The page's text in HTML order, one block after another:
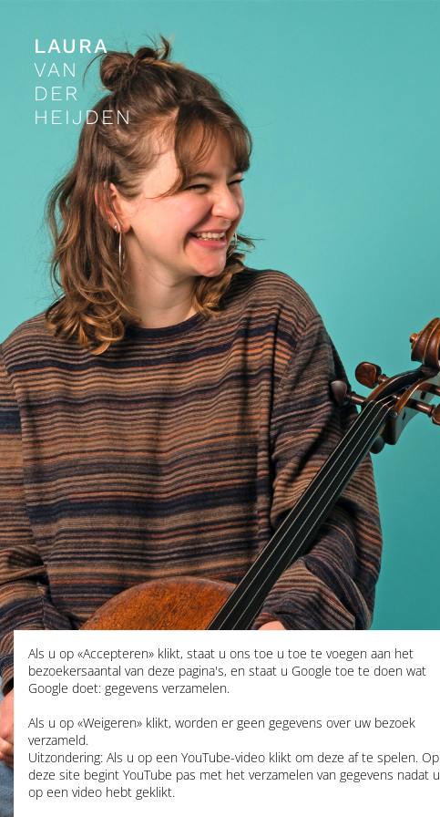
LAURA
VAN
DER
HEIJDEN
Als u op «Accepteren» klikt, staat u ons toe u toe te voegen aan het
bezoekersaantal van deze pagina's, en staat u Google toe te doen wat
Google doet: gegevens verzamelen.
Als u op «Weigeren» klikt, worden er geen gegevens over uw bezoek
verzameld.
Uitzondering: Als u op een YouTube-video klikt om deze af te spelen. Op
deze site begint YouTube pas met het verzamelen van gegevens nadat u
op een video hebt geklikt.